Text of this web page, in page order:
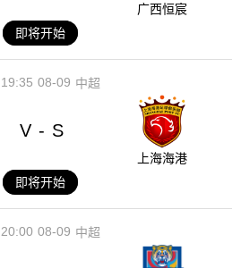
广西恒宸
即将开始
08-09
19:35 中超
V - S
上海海港
即将开始
08-09
20:00 中超